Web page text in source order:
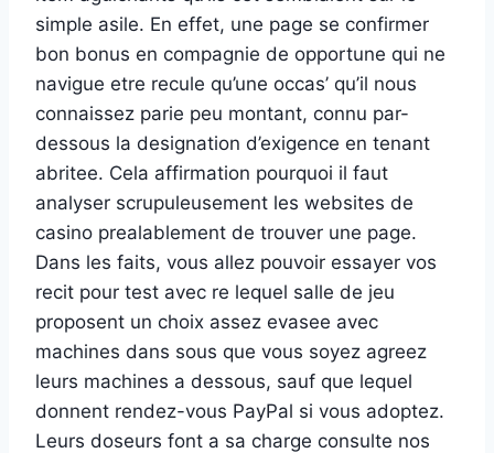
simple asile. En effet, une page se confirmer
bon bonus en compagnie de opportune qui ne
navigue etre recule qu’une occas’ qu’il nous
connaissez parie peu montant, connu par-
dessous la designation d’exigence en tenant
abritee. Cela affirmation pourquoi il faut
analyser scrupuleusement les websites de
casino prealablement de trouver une page.
Dans les faits, vous allez pouvoir essayer vos
recit pour test avec re lequel salle de jeu
proposent un choix assez evasee avec
machines dans sous que vous soyez agreez
leurs machines a dessous, sauf que lequel
donnent rendez-vous PayPal si vous adoptez.
Leurs doseurs font a sa charge consulte nos